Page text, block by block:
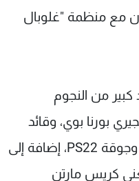
مع منظمة "غلوبال
من النجوم
بورنا بوي، وقائد
الأوركسترا غوستافو دوداميل، وجوقة PS22، إضافة إلى
كريس مارتن